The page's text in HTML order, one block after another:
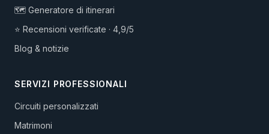
🗺️ Generatore di itinerari
⭐ Recensioni verificate · 4,9/5
Blog & notizie
SERVIZI PROFESSIONALI
Circuiti personalizzati
Matrimoni